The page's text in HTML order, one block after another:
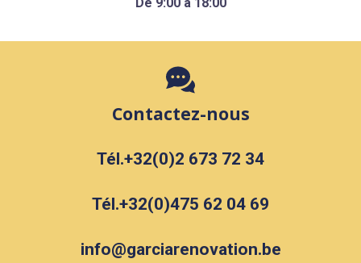
Contactez-nous
Tél.+32(0)2 673 72 34
Tél.+32(0)475 62 04 69
info@garciarenovation.be